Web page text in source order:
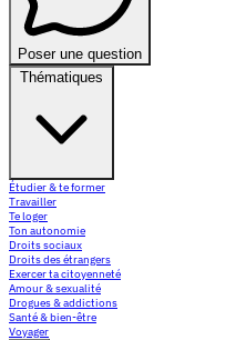
Poser une question
Thématiques
Étudier & te former
Travailler
Te loger
Ton autonomie
Droits sociaux
Droits des étrangers
Exercer ta citoyenneté
Amour & sexualité
Drogues & addictions
Santé & bien-être
Voyager